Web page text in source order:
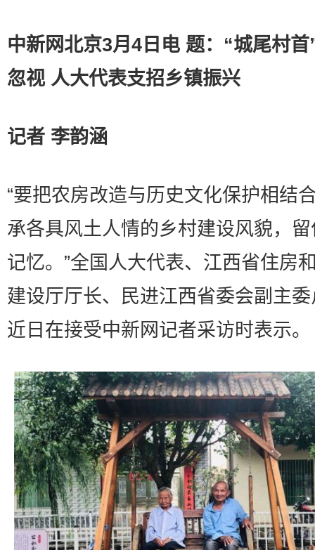
中新网北京3月4日电 题：“城尾村首
忽视 人大代表支招乡镇振兴
记者 李韵涵
“要把农房改造与历史文化保护相结
承各具风土人情的乡村建设风貌，
记忆。”全国人大代表、江西省住房
建设厅厅长、民进江西省委会副主
近日在接受中新网记者采访时表示。